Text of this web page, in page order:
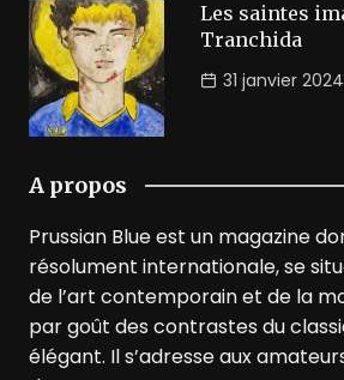
Les saintes
Tranchida
31 janvier 2024
A propos
Prussian Blue est un magazine
résolument internationale, se
de l’art contemporain et de la
par goût des contrastes du
élégant. Il s’adresse aux